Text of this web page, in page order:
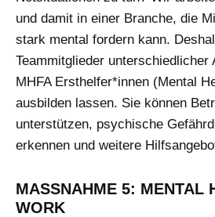
und damit in einer Branche, die
stark mental fordern kann.
Teammitglieder unterschiedlicher
MHFA Ersthelfer*innen (Mental
ausbilden lassen. Sie können
unterstützen, psychische
erkennen und weitere
MASSNAHME 5: MENTAL
ORK